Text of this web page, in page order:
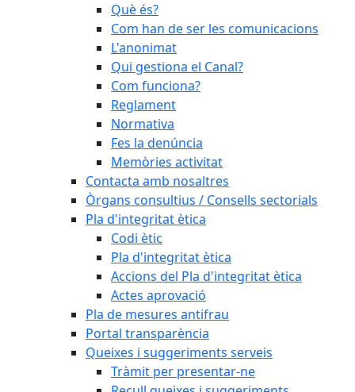
Què és?
Com han de ser les comunicacions
L'anonimat
Qui gestiona el Canal?
Com funciona?
Reglament
Normativa
Fes la denúncia
Memòries activitat
Contacta amb nosaltres
Òrgans consultius / Consells sectorials
Pla d'integritat ètica
Codi ètic
Pla d'integritat ètica
Accions del Pla d'integritat ètica
Actes aprovació
Pla de mesures antifrau
Portal transparència
Queixes i suggeriments serveis
Tràmit per presentar-ne